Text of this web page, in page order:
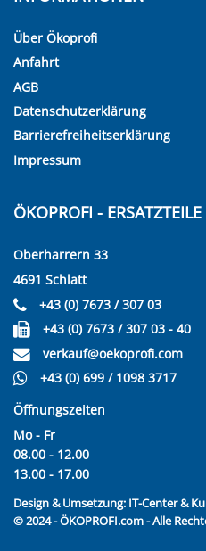
Über Ökoprofi
Anfahrt
AGB
Datenschutzerklärung
Barrierefreiheitserklärung
Impressum
ÖKOPROFI -
Oberharrern 33
4691 Schlatt
+43 (0) 7673 / 307 03
+43 (0) 7673 / 307 03 - 40
verkauf@oekoprofi.com
+43 (0) 699 / 1098 3717
Öffnungszeiten
Mo - Fr
08.00 - 12.00
13.00 - 17.00
Design & Umsetzung: IT-Center &
© 2024 - ÖKOPROFI.com - Alle